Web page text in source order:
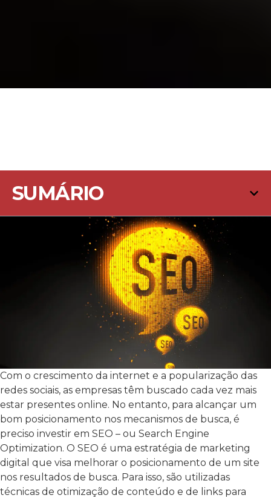
SUMÁRIO
Com o crescimento da internet e a popularização das
redes sociais, as empresas têm buscado cada vez mais
estar presentes online. No entanto, para alcançar um
bom posicionamento nos mecanismos de busca, é
preciso investir em SEO – ou Search Engine
Optimization. O SEO é uma estratégia de marketing
digital que visa melhorar o posicionamento de um site
nos resultados de busca. Para isso, são utilizadas
técnicas de otimização de conteúdo e de links para